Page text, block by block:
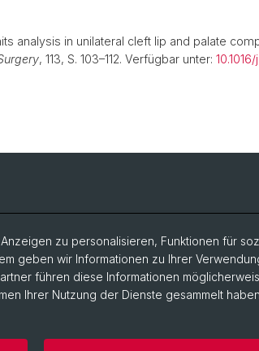
analysis in unilateral cleft lip and palate
, 113, S. 103–112. Verfügbar unter:
zu personalisieren, Funktionen für
geben wir Informationen zu Ihrer
führen diese Informationen
Ihrer Nutzung der Dienste gesammelt